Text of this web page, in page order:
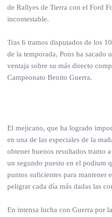
de Rallyes de Tierra con el Ford
incontestable.
Tras 6 tramos disputados de los
de la temporada, Pons ha sacado
ventaja sobre su más directo
Campeonato Benito Guerra.
El mejicano, que ha logrado
en una de las especiales de la
obtener buenos resultados tramo
un segundo puesto en el podium
puntos suficientes para mantener
peligrar cada día más dadas las
En intensa lucha con Guerra por